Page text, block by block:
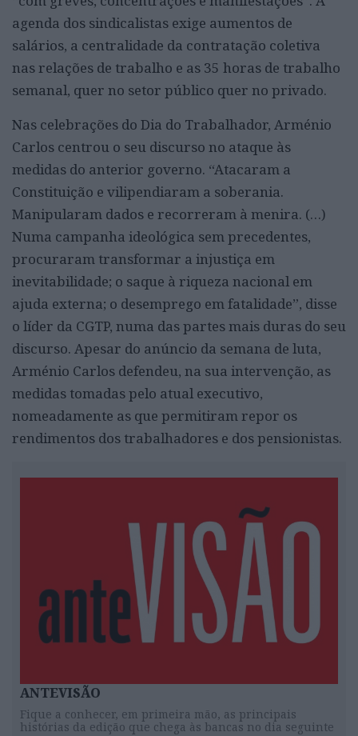
agenda dos sindicalistas exige aumentos de
salários, a centralidade da contratação coletiva
nas relações de trabalho e as 35 horas de trabalho
semanal, quer no setor público quer no privado.
Nas celebrações do Dia do Trabalhador, Arménio
Carlos centrou o seu discurso no ataque às
medidas do anterior governo. “Atacaram a
Constituição e vilipendiaram a soberania.
Manipularam dados e recorreram à menira. (…)
Numa campanha ideológica sem precedentes,
procuraram transformar a injustiça em
inevitabilidade; o saque à riqueza nacional em
ajuda externa; o desemprego em fatalidade”, disse
o líder da CGTP, numa das partes mais duras do seu
discurso. Apesar do anúncio da semana de luta,
Arménio Carlos defendeu, na sua intervenção, as
medidas tomadas pelo atual executivo,
nomeadamente as que permitiram repor os
rendimentos dos trabalhadores e dos pensionistas.
ANTEVISÃO
Fique a conhecer, em primeira mão, as principais
histórias da edição que chega às bancas no dia seguinte